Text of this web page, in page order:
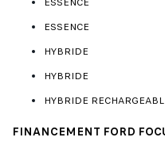
ESSENCE
HYBRIDE
HYBRIDE
HYBRIDE
FINANCEMENT FORD